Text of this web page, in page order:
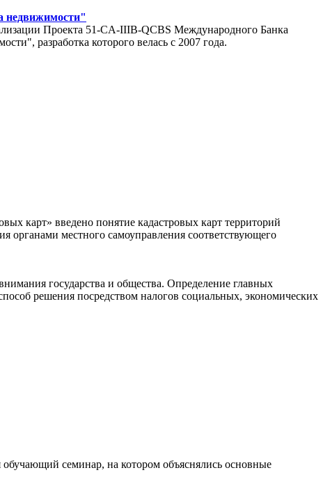
недвижимости"
Проекта 51-CA-IIIB-QCBS Международного Банка
разработка которого велась с 2007 года.
карт» введено понятие кадастровых карт территорий
органами местного самоуправления соответствующего
государства и общества. Определение главных
решения посредством налогов социальных, экономических
обучающий семинар, на котором объяснялись основные